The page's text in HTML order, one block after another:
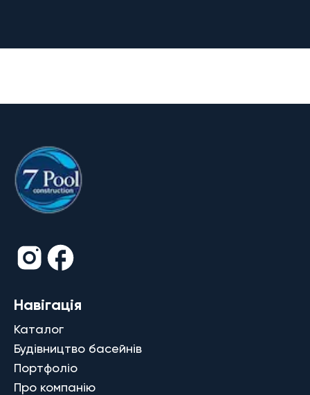
Навігація
Каталог
Будівництво басейнів
Портфоліо
Про компанію